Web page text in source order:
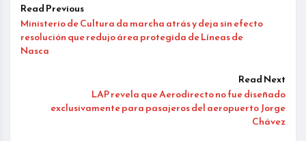
Read Previous
Ministerio de Cultura da marcha atrás y deja sin efecto
resolución que redujo área protegida de Líneas de
Nasca
Read Next
LAP revela que Aerodirecto no fue diseñado
exclusivamente para pasajeros del aeropuerto Jorge
Chávez